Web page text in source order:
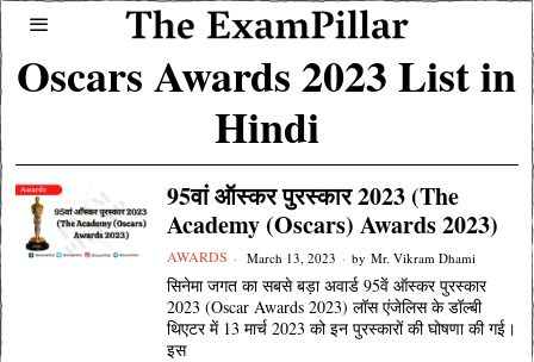
Oscars Awards 2023 List in
Hindi
95वां ऑस्कर पुरस्कार 2023 (The
Academy (Oscars) Awards 2023)
AWARDS March 13, 2023 by Mr. Vikram Dhami
सिनेमा जगत का सबसे बड़ा अवार्ड 95वें ऑस्कर पुरस्कार
2023 (Oscar Awards 2023) लॉस एंजेलिस के डॉल्बी
थिएटर में 13 मार्च 2023 को इन पुरस्कारों की घोषणा की गई।
इस